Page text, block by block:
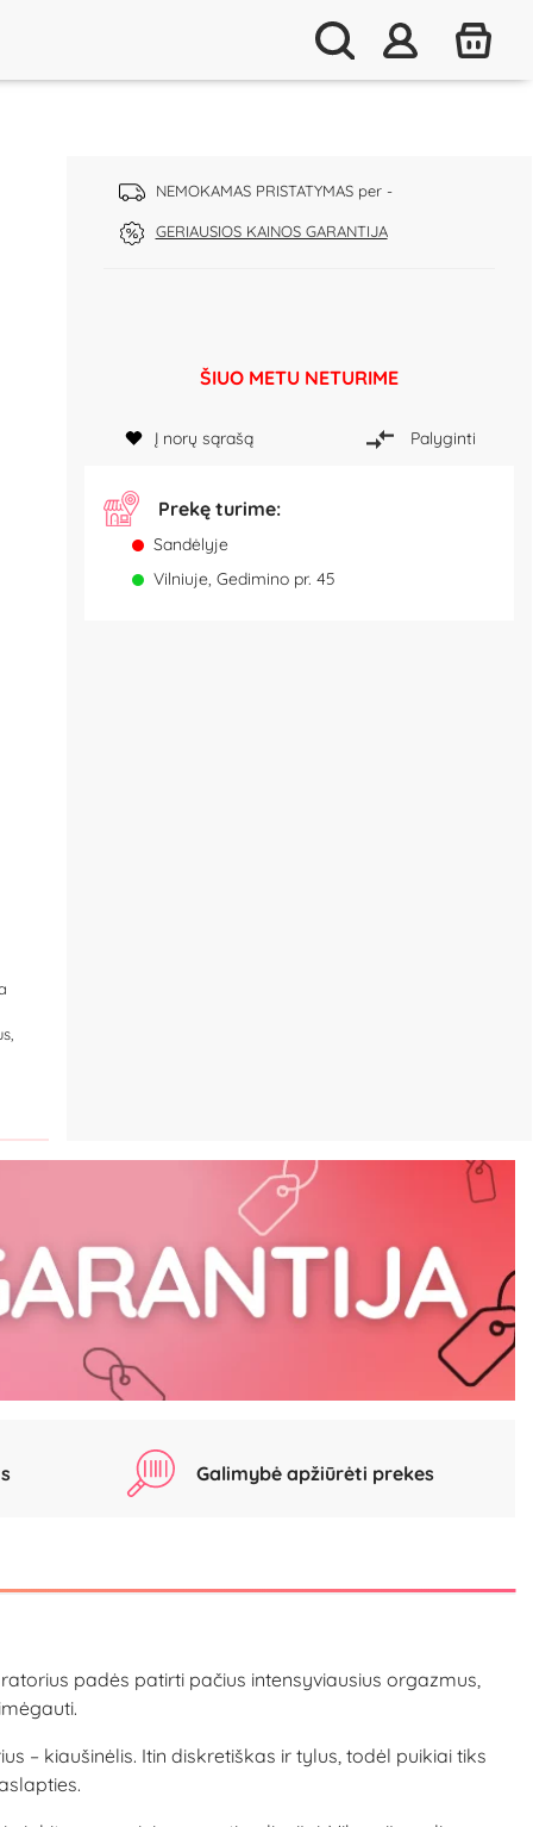
NEMOKAMAS PRISTATYMAS per -
GERIAUSIOS KAINOS GARANTIJA
ŠIUO METU NETURIME
Į norų sąrašą Palyginti
Prekę turime:
Sandėlyje
Vilniuje, Gedimino pr. 45
Galimybė apžiūrėti prekes
padės patirti pačius intensyviausius orgazmus,
– kiaušinėlis. Itin diskretiškas ir tylus, todėl puikiai tiks